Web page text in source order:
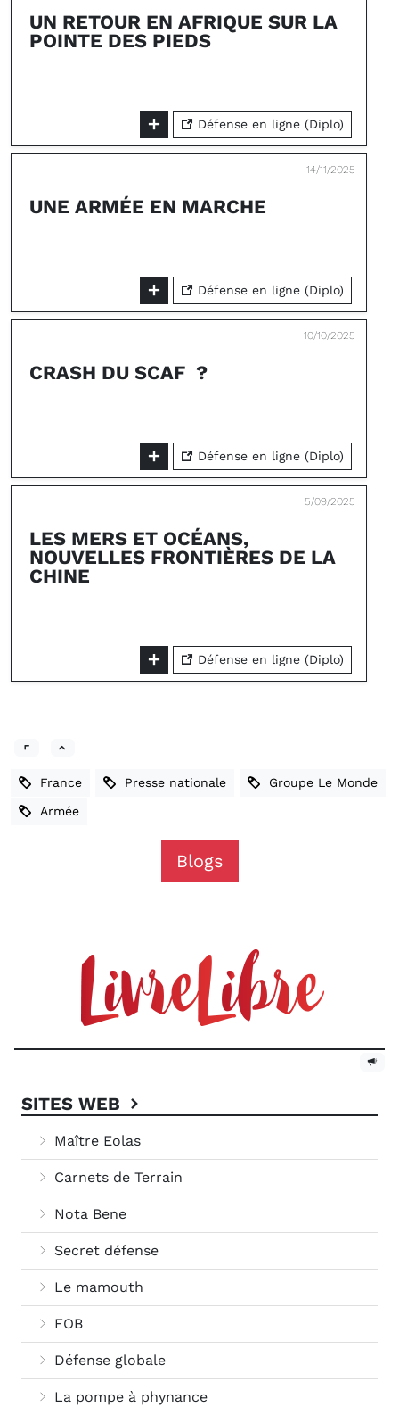
UN RETOUR EN AFRIQUE SUR LA
POINTE DES PIEDS
Défense en ligne (Diplo)
14/11/2025
UNE ARMÉE EN MARCHE
Défense en ligne (Diplo)
10/10/2025
CRASH DU SCAF ?
Défense en ligne (Diplo)
5/09/2025
LES MERS ET OCÉANS,
NOUVELLES FRONTIÈRES DE LA
CHINE
Défense en ligne (Diplo)
France Presse nationale Groupe Le Monde
Armée
Blogs
SITES WEB
Maître Eolas
Carnets de Terrain
Nota Bene
Secret défense
Le mamouth
FOB
Défense globale
La pompe à phynance